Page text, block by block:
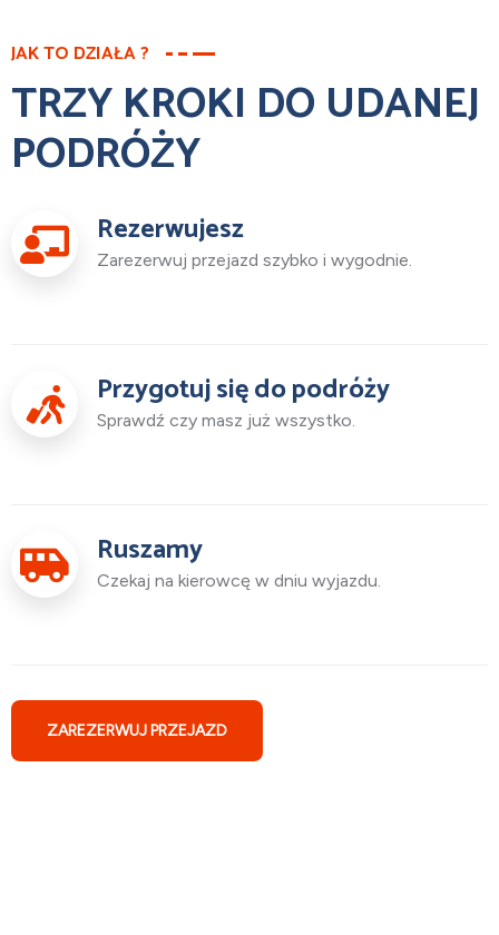
JAK TO DZIAŁA ?
TRZY KROKI DO UDANEJ
PODRÓŻY
Rezerwujesz
Zarezerwuj przejazd szybko i wygodnie.
Przygotuj się do podróży
Sprawdź czy masz już wszystko.
Ruszamy
Czekaj na kierowcę w dniu wyjazdu.
ZAREZERWUJ PRZEJAZD